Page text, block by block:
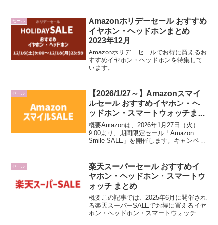
セール
Amazonホリデーセール おすすめ
イヤホン・ヘッドホンまとめ
2023年12月
Amazonホリデーセールでお得に買えるお
すすめイヤホン・ヘッドホンを特集して
います。
セール
【2026/1/27～】Amazonスマイ
ルセール おすすめイヤホン・ヘ
ッドホン・スマートウォッチまと
め
概要Amazonは、2026年1月27日（火）
9:00より、期間限定セール「Amazon
Smile SALE」を開催します。キャンペー
ャンペーンが同時開催され合計10...
セール
楽天スーパーセール おすすめイ
ヤホン・ヘッドホン・スマートウ
ォッチ まとめ
概要この記事では、2025年6月に開催され
る楽天スーパーSALEでお得に買えるイヤ
ホン・ヘッドホン・スマートウォッチ・